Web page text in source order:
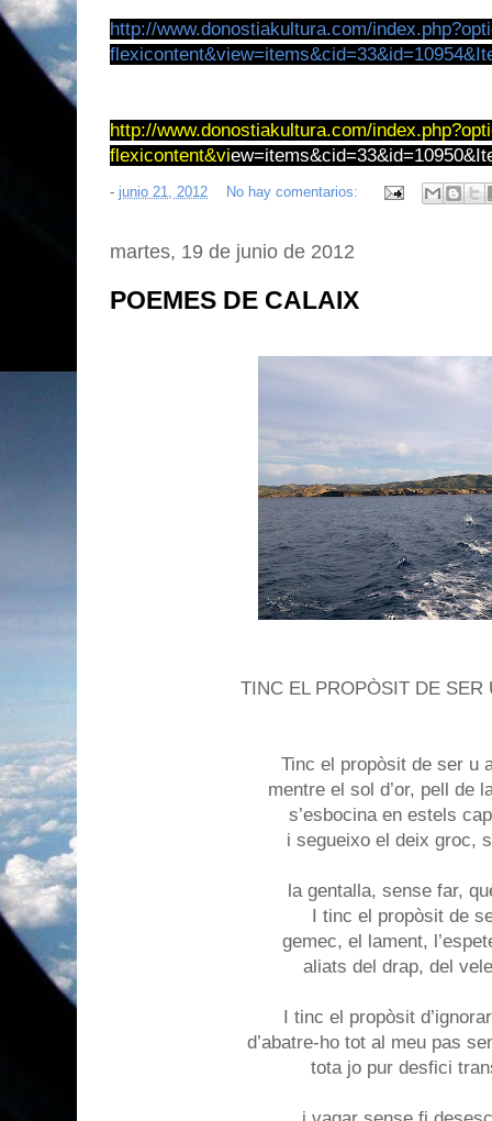
http://www.donostiakultura.com/
flexicontent&view=items&cid=
http://www.donostiakultura.com/
flexicontent&view=items&cid=
- junio 21, 2012 No hay comentarios:
martes, 19 de junio de 2012
POEMES DE CALAIX
TINC EL PROPÒSIT DE SER
Tinc el propòsit de ser u
mentre el sol d’or, pell de
s’esbocina en estels
i segueixo el deix groc,
la gentalla, sense far,
I tinc el propòsit de
gemec, el lament,
aliats del drap, del
I tinc el propòsit
d’abatre-ho tot al meu pas
tota jo pur desfici